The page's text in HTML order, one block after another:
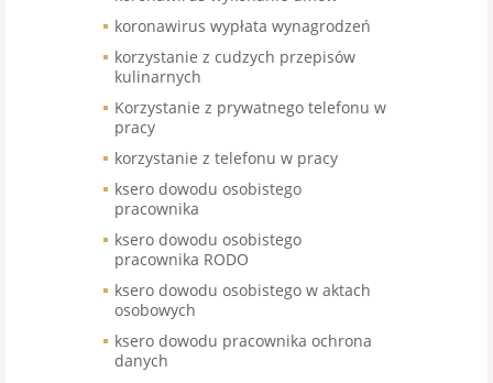
koronawirus wypłata wynagrodzeń
korzystanie z cudzych przepisów
kulinarnych
Korzystanie z prywatnego telefonu w
pracy
korzystanie z telefonu w pracy
ksero dowodu osobistego
pracownika
ksero dowodu osobistego
pracownika RODO
ksero dowodu osobistego w aktach
osobowych
ksero dowodu pracownika ochrona
danych